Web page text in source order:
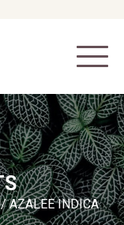
AZALEE INDICA